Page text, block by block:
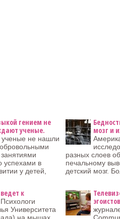
гением не
ученые.
ученые не нашли
успехами в
у детей,
мозг и
разных слоев
печальному
детский мозг.
к
Психологи
Университета
эгоистов